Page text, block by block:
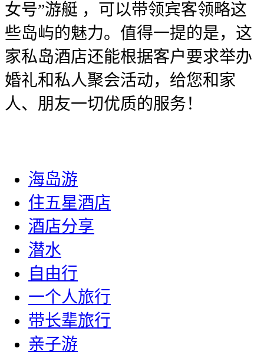
女号”游艇 ，可以带领宾客领略这
些岛屿的魅力。值得一提的是，这
家私岛酒店还能根据客户要求举办
婚礼和私人聚会活动，给您和家
人、朋友一切优质的服务！
海岛游
住五星酒店
酒店分享
潜水
自由行
一个人旅行
带长辈旅行
亲子游